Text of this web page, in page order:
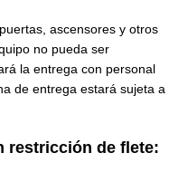
ascensores y otros
no pueda ser
la entrega con personal
de entrega estará sujeta a
restricción de flete: